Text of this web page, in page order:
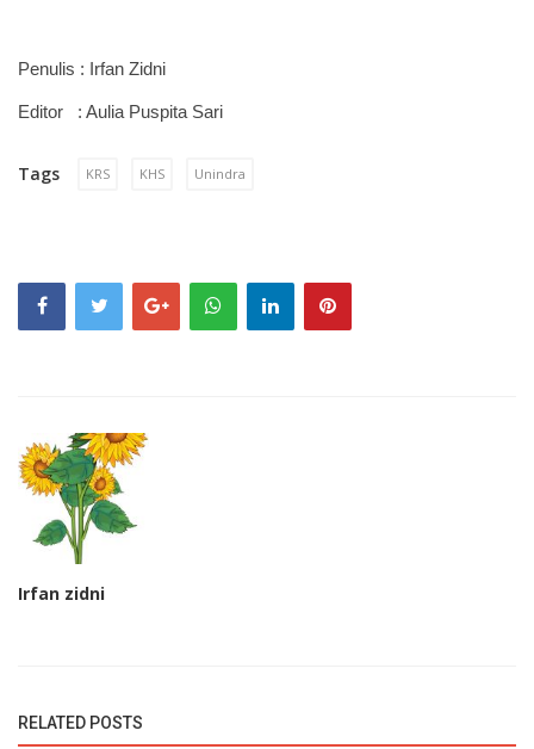
Penulis : Irfan Zidni
Editor : Aulia Puspita Sari
Tags KRS KHS Unindra
Irfan zidni
RELATED POSTS